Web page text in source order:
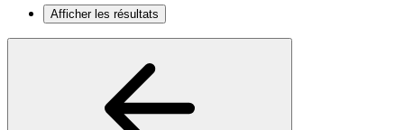
Afficher les résultats